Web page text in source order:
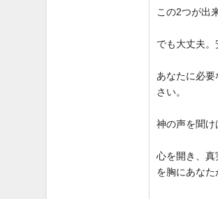
この2つが出
でも大丈夫。
あなたに必
さい。
神の声を聞け
心を開き、
を胸にあなた